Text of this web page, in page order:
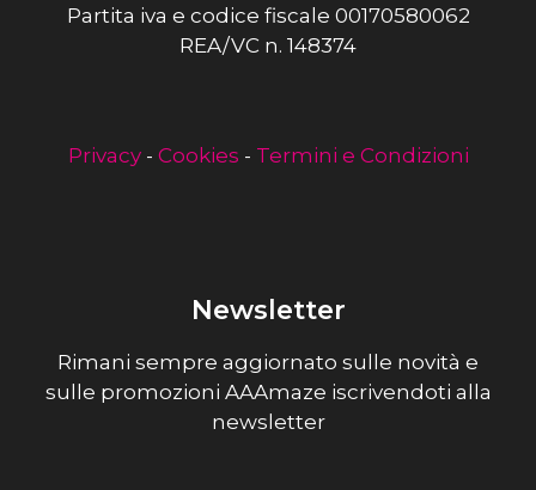
Partita iva e codice fiscale 00170580062
REA/VC n. 148374
Privacy- Cookies - Termini e Condizioni
Newsletter
Rimani sempre aggiornato sulle novità e
sulle promozioni AAAmaze iscrivendoti alla
newsletter